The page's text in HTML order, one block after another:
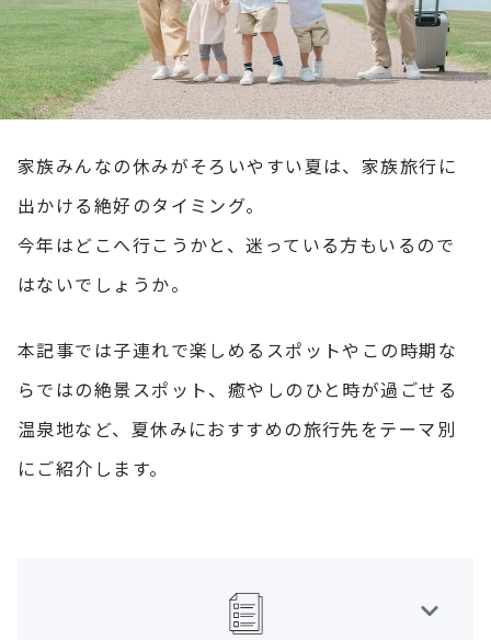
家族みんなの休みがそろいやすい夏は、家族旅行に
出かける絶好のタイミング。
今年はどこへ行こうかと、迷っている方もいるので
はないでしょうか。
本記事では子連れで楽しめるスポットやこの時期な
らではの絶景スポット、癒やしのひと時が過ごせる
温泉地など、夏休みにおすすめの旅行先をテーマ別
にご紹介します。